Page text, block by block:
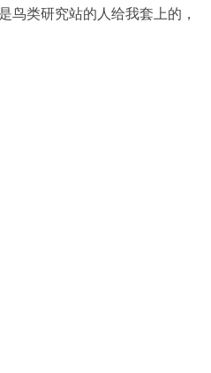
鸟类研究站的人给我套上的，